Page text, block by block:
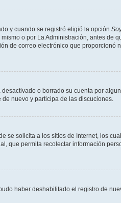
y cuando se registró eligió la opción
o por La Administración, antes de
de correo electrónico que proporcionó
o borrado su cuenta por
nuevo y participa de las discuciones.
se solicita a los sitios de Internet, los
que permita recolectar información
haber deshabilitado el registro de